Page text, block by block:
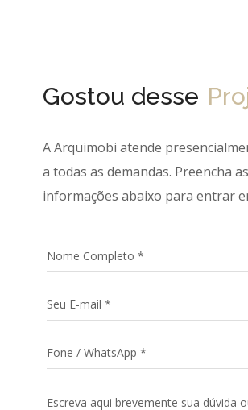
Gostou desse
A Arquimobi atende
a todas as demandas. Preencha as
informações abaixo para entrar